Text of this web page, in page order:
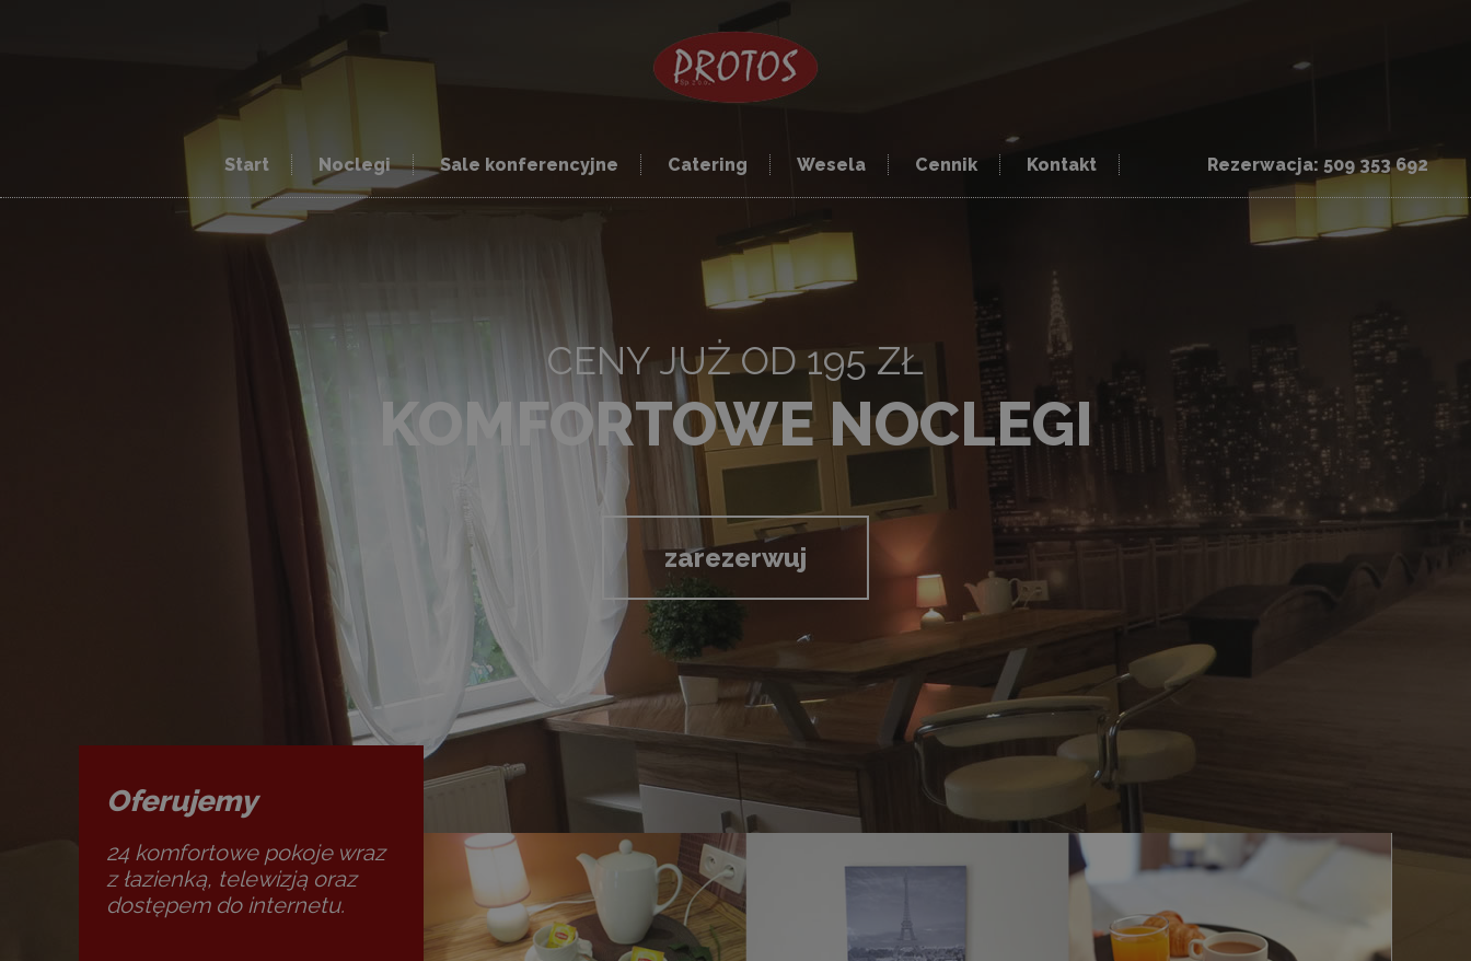
Start Noclegi Sale konferencyjne Catering Wesela Cennik Kontakt Rezerwacja: 509 353 692
CENY JUŻ OD 195 ZŁ
KOMFORTOWE NOCLEGI
zarezerwuj
Oferujemy
24 komfortowe pokoje wraz
z łazienką, telewizją oraz
dostępem do internetu.